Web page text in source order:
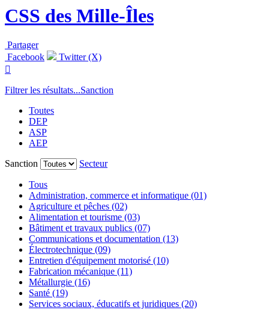
CSS des Mille-Îles
Partager
Facebook
Twitter (X)

Filtrer les résultats...Sanction
Toutes
DEP
ASP
AEP
Sanction
Secteur
Tous
Administration, commerce et informatique (01)
Agriculture et pêches (02)
Alimentation et tourisme (03)
Bâtiment et travaux publics (07)
Communications et documentation (13)
Électrotechnique (09)
Entretien d'équipement motorisé (10)
Fabrication mécanique (11)
Métallurgie (16)
Santé (19)
Services sociaux, éducatifs et juridiques (20)